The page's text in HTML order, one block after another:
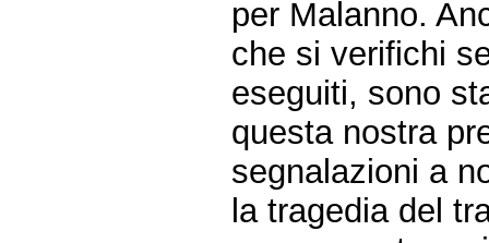
per Malanno.
che si verifichi
eseguiti, sono
questa nostra
segnalazioni a
la tragedia del